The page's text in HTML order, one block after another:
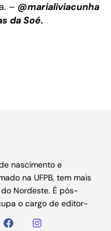
– @marialiviacunha
da Soé.
nascimento e
na UFPB, tem mais
Nordeste. É pós-
o cargo de editor-